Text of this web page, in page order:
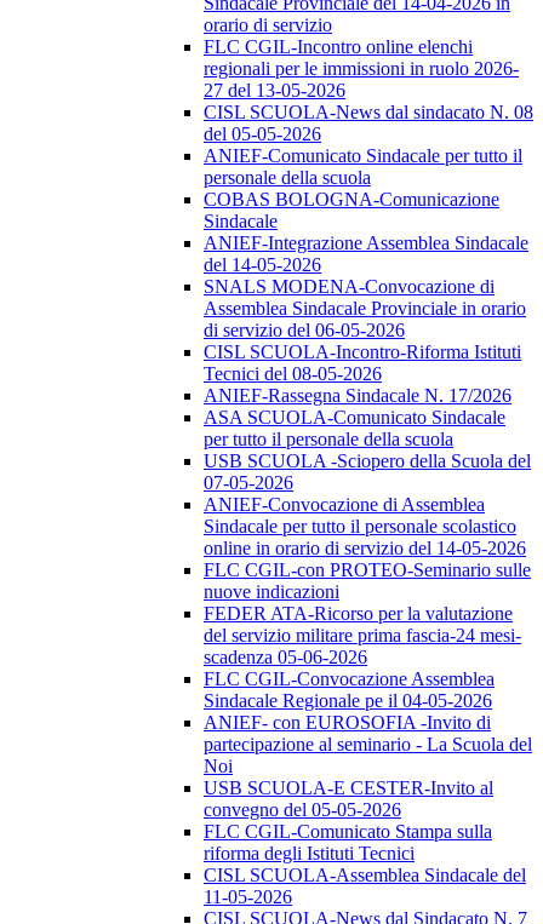
orario di servizio
FLC CGIL-Incontro online elenchi
regionali per le immissioni in ruolo 2026-
27 del 13-05-2026
CISL SCUOLA-News dal sindacato N. 08
del 05-05-2026
ANIEF-Comunicato Sindacale per tutto il
personale della scuola
COBAS BOLOGNA-Comunicazione
Sindacale
ANIEF-Integrazione Assemblea Sindacale
del 14-05-2026
SNALS MODENA-Convocazione di
Assemblea Sindacale Provinciale in orario
di servizio del 06-05-2026
CISL SCUOLA-Incontro-Riforma Istituti
Tecnici del 08-05-2026
ANIEF-Rassegna Sindacale N. 17/2026
ASA SCUOLA-Comunicato Sindacale
per tutto il personale della scuola
USB SCUOLA -Sciopero della Scuola del
07-05-2026
ANIEF-Convocazione di Assemblea
Sindacale per tutto il personale scolastico
online in orario di servizio del 14-05-2026
FLC CGIL-con PROTEO-Seminario sulle
nuove indicazioni
FEDER ATA-Ricorso per la valutazione
del servizio militare prima fascia-24 mesi-
scadenza 05-06-2026
FLC CGIL-Convocazione Assemblea
Sindacale Regionale pe il 04-05-2026
ANIEF- con EUROSOFIA -Invito di
partecipazione al seminario - La Scuola del
Noi
USB SCUOLA-E CESTER-Invito al
convegno del 05-05-2026
FLC CGIL-Comunicato Stampa sulla
riforma degli Istituti Tecnici
CISL SCUOLA-Assemblea Sindacale del
11-05-2026
CISL SCUOLA-News dal Sindacato N. 7